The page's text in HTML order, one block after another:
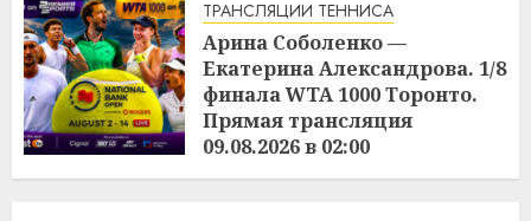
ТРАНСЛЯЦИИ ТЕННИСА
Арина Соболенко —
Екатерина Александрова. 1/8
финала WTA 1000 Торонто.
Прямая трансляция
09.08.2026 в 02:00
16:25 08.08.2026